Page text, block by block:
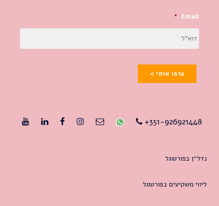
Email
*
צרפו אותי >
351-926921448+
נדל״ן בפורטוגל
ליווי משקיעים בפורטוגל